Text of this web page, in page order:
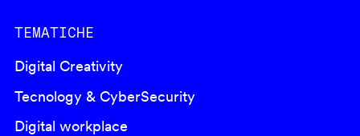
TEMATICHE
Digital Creativity
Tecnology & CyberSecurity
Digital workplace